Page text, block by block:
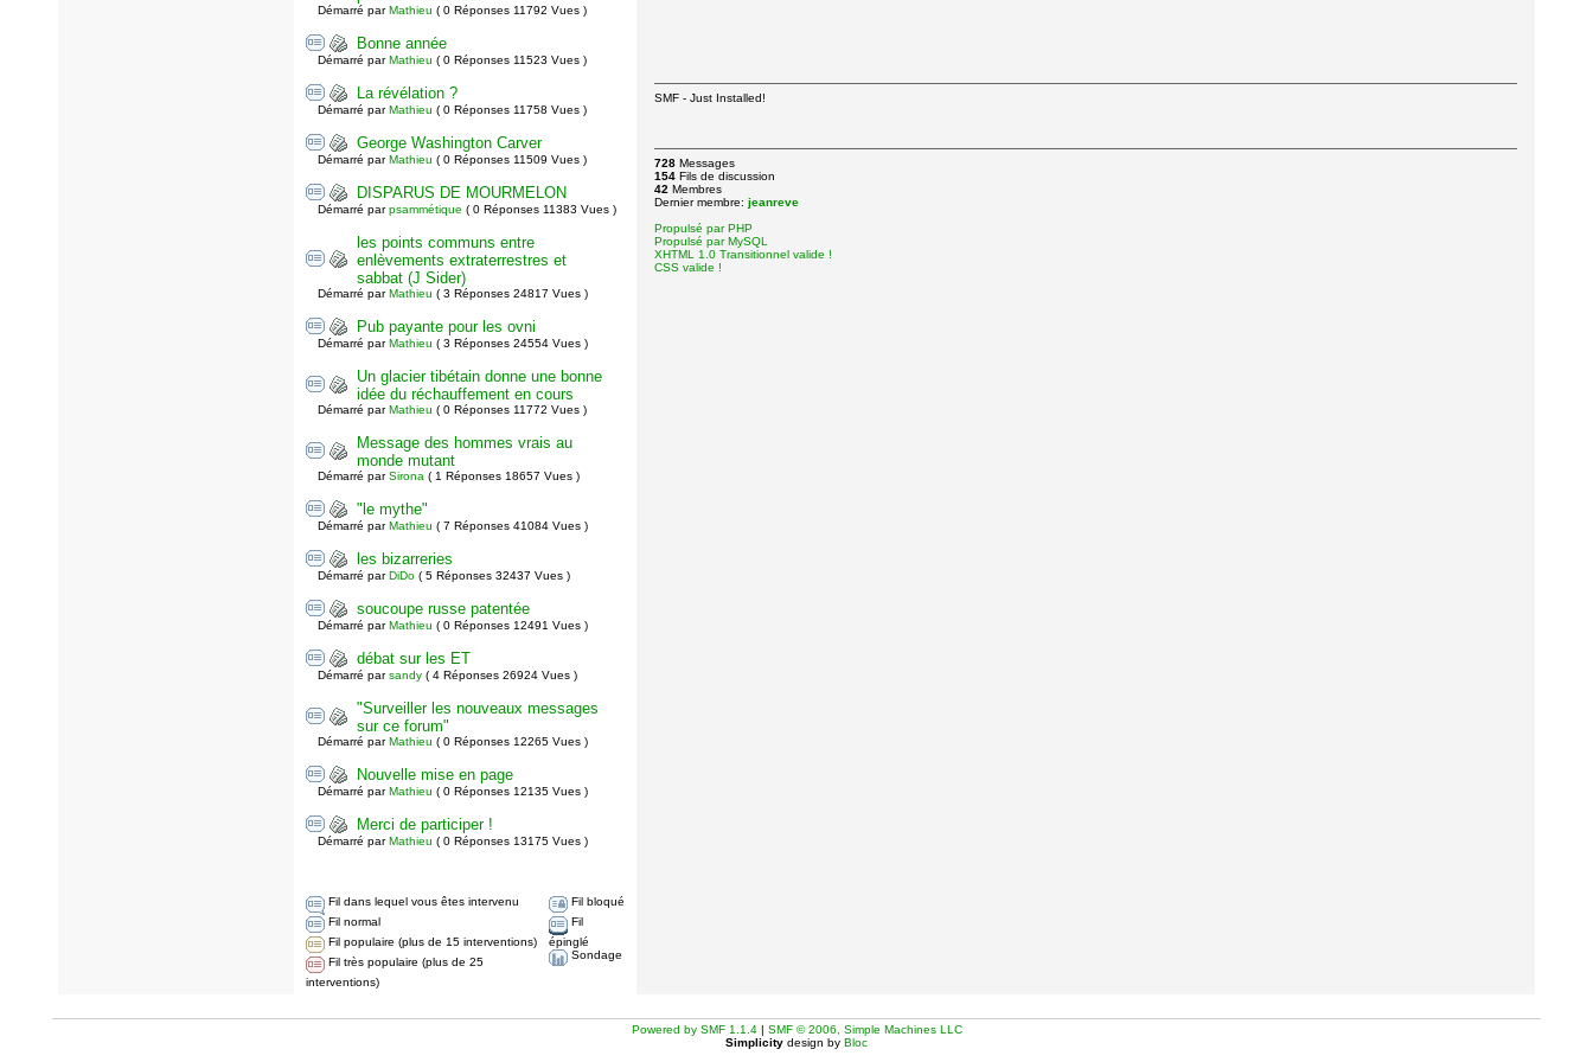
Démarré parMathieu ( 0 Réponses 11792 Vues )
Bonne année
Démarré parMathieu ( 0 Réponses 11523 Vues )
La révélation ?
Démarré parMathieu ( 0 Réponses 11758 Vues )
George Washington Carver
Démarré parMathieu ( 0 Réponses 11509 Vues )
DISPARUS DE MOURMELON
Démarré parpsammétique ( 0 Réponses 11383 Vues )
les points communs entre
enlèvements extraterrestres et
sabbat (J Sider)
Démarré parMathieu ( 3 Réponses 24817 Vues )
Pub payante pour les ovni
Démarré parMathieu ( 3 Réponses 24554 Vues )
Un glacier tibétain donne une bonne
idée du réchauffement en cours
Démarré parMathieu ( 0 Réponses 11772 Vues )
Message des hommes vrais au
monde mutant
Démarré parSirona ( 1 Réponses 18657 Vues )
"le mythe"
Démarré parMathieu ( 7 Réponses 41084 Vues )
les bizarreries
Démarré parDiDo ( 5 Réponses 32437 Vues )
soucoupe russe patentée
Démarré parMathieu ( 0 Réponses 12491 Vues )
débat sur les ET
Démarré parsandy ( 4 Réponses 26924 Vues )
"Surveiller les nouveaux messages
sur ce forum"
Démarré parMathieu ( 0 Réponses 12265 Vues )
Nouvelle mise en page
Démarré parMathieu ( 0 Réponses 12135 Vues )
Merci de participer !
Démarré parMathieu ( 0 Réponses 13175 Vues )
Fil dans lequel vous êtes intervenu
Fil normal
Fil populaire (plus de 15 interventions)
Fil très populaire (plus de 25
interventions)
Fil bloqué
Fil
épinglé
Sondage
SMF - Just Installed!
728 Messages
154 Fils de discussion
42 Membres
Dernier membre: jeanreve
Propulsé par PHP
Propulsé par MySQL
XHTML 1.0 Transitionnel valide !
CSS valide !
Powered by SMF 1.1.4| SMF © 2006, Simple Machines LLC
Simplicity design by Bloc